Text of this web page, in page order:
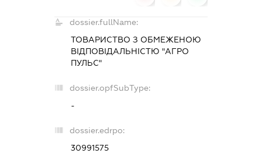
dossier.fullName:
ТОВАРИСТВО З ОБМЕЖЕНОЮ
ВІДПОВІДАЛЬНІСТЮ "АГРО
ПУЛЬС"
dossier.opfSubType:
-
dossier.edrpo:
30991575